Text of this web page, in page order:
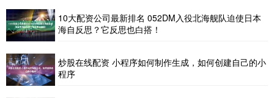
10大配资公司最新排名 052DM入役北海舰队迫使日本
海自反思？它反思也白搭！
炒股在线配资 小程序如何制作生成，如何创建自己的小
程序